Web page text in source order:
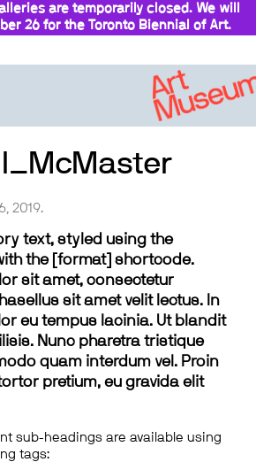
are temporarily closed. We will
26 for the Toronto Biennial of Art.
2019.
text, styled using the
the [format] shortcode.
sit amet, consectetur
sit amet velit lectus. In
eu tempus lacinia. Ut blandit
Nunc pharetra tristique
quam interdum vel. Proin
pretium, eu gravida elit
sub-headings are available using
tags: